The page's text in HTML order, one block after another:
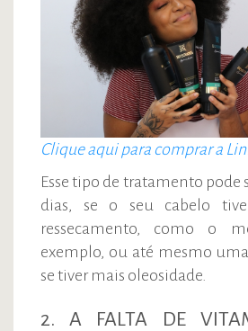
Clique aqui para comprar a
Esse tipo de tratamento pode
dias, se o seu cabelo
ressecamento, como o
exemplo, ou até mesmo uma
se tiver mais oleosidade.
2. A FALTA DE